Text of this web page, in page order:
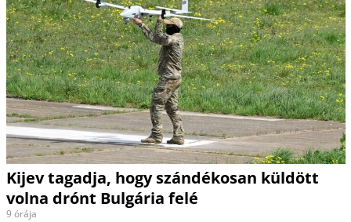
Kijev tagadja, hogy szándékosan küldött
volna drónt Bulgária felé
9 órája